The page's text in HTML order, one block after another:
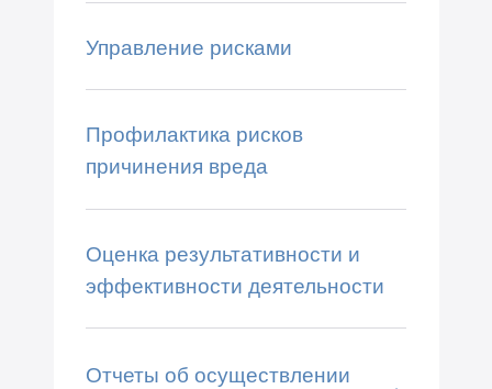
Управление рисками
Профилактика рисков
причинения вреда
Оценка результативности и
эффективности деятельности
Отчеты об осуществлении